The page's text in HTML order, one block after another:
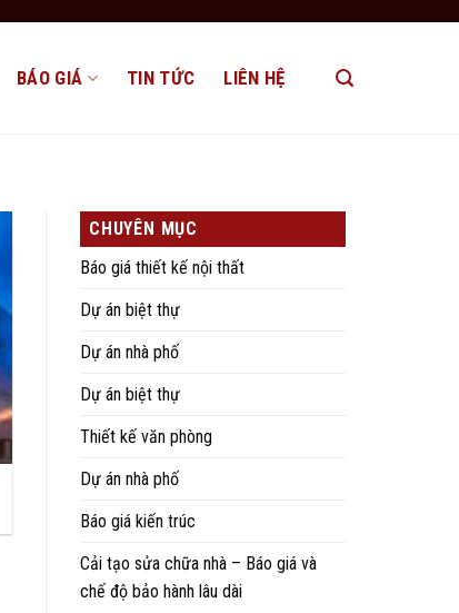
BÁO GIÁ TIN TỨC LIÊN HỆ
CHUYÊN MỤC
Báo giá thiết kế nội thất
Dự án biệt thự
Dự án nhà phố
Dự án biệt thự
Thiết kế văn phòng
Dự án nhà phố
Báo giá kiến trúc
Cải tạo sửa chữa nhà – Báo giá và
chế độ bảo hành lâu dài